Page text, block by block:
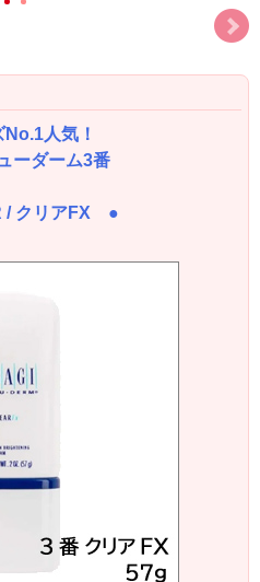
人気！
ーダーム3番
クリアFX ●